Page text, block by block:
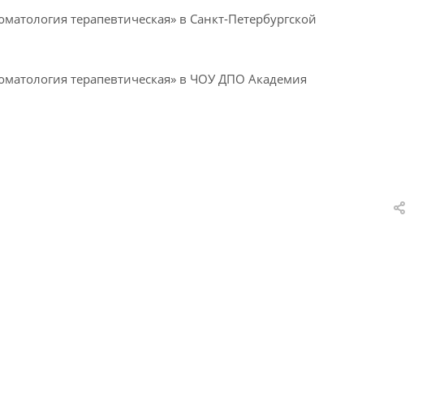
терапевтическая» в Санкт-Петербургской
терапевтическая» в ЧОУ ДПО Академия